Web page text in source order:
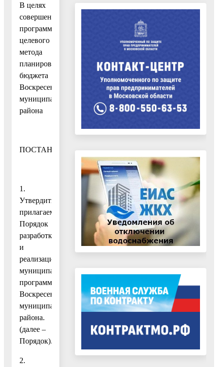
В целях
совершенствования
программно-
целевого
метода
планирования
бюджета
Воскресенского
муниципального
района
ПОСТАНОВЛЯЮ:
1.
Утвердить
прилагаемый
Порядок
разработки
и
реализации
муниципальных
программ
Воскресенского
муниципального
района.
(далее –
Порядок).
2.